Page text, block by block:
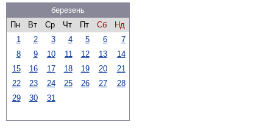
березень
Пн
Вт Ср Чт Пт Сб
Нд
1
2 3 4 5 6
7
8
9 10 11 12 13
14
15
16 17 18 19 20
21
22
23 24 25 26 27
28
29
30 31